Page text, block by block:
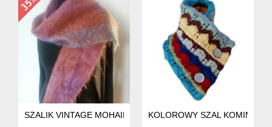
SZALIK VINTAGE MOHAIR
KOLOROWY SZAL KOMIN